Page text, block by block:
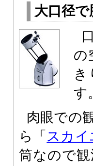
大口径で
の
す
肉眼での
ら「 スカイ
筒なので